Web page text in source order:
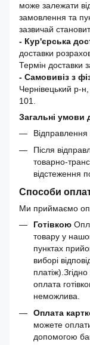
може залежати
замовлення та
зазвичай
- Кур'єрська
доставки
Термін доставки
- Самовивіз з
Чернівецький р-
101.
Загальні умови
Після
товарно-
відстеження
Способи
Ми приймаємо
Готівкою
товару у
пунктах
виборі
оплата
неможлива.
Оплата
можете
допомогою